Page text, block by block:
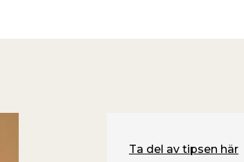
Ta del av tipsen här